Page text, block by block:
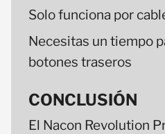
Solo funciona por
Necesitas un tiempo
botones traseros
CONCLUSIÓN
El Nacon Revolution